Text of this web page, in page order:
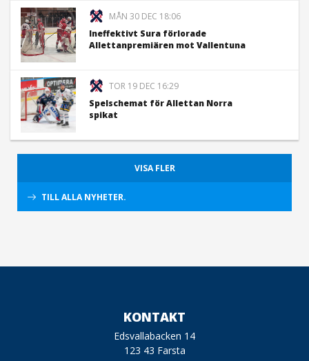
MÅN 30 DEC 18:06
Ineffektivt Sura förlorade
Allettanpremiären mot Vallentuna
TOR 19 DEC 16:29
Spelschemat för Allettan Norra
spikat
VISA FLER
TILL ALLA NYHETER.
KONTAKT
Edsvallabacken 14
123 43 Farsta